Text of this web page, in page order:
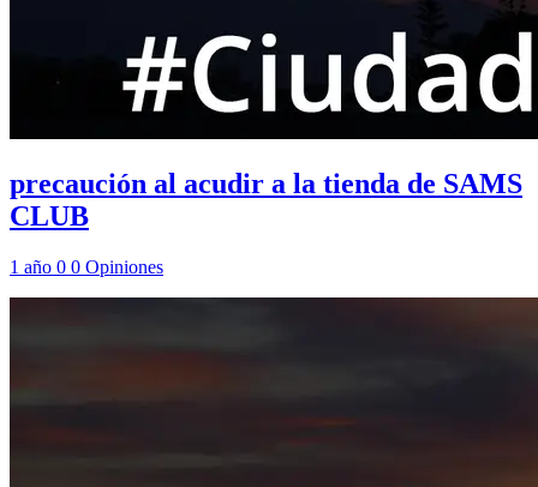
precaución al acudir a la tienda de SAMS
CLUB
1 año 0 0 Opiniones